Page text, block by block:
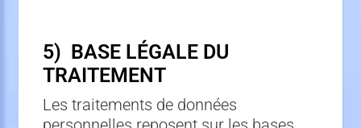
5) BASE LÉGALE DU
TRAITEMENT
Les traitements de données